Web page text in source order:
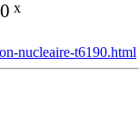
0 x
nucleaire-t6190.html